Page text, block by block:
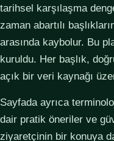
tarihsel karşılaşma
zaman abartılı
arasında kaybolur. Bu
kuruldu. Her başlık,
açık bir veri kaynağı
Sayfada ayrıca
dair pratik öneriler ve
ziyaretçinin bir konuya